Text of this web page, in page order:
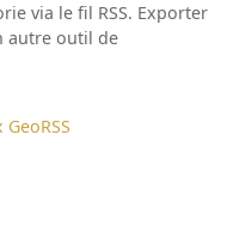
via le fil RSS. Exporter
autre outil de
GeoRSS